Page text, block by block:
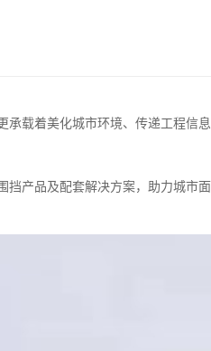
承载着美化城市环境、传递工程信息
挡产品及配套解决方案，助力城市面